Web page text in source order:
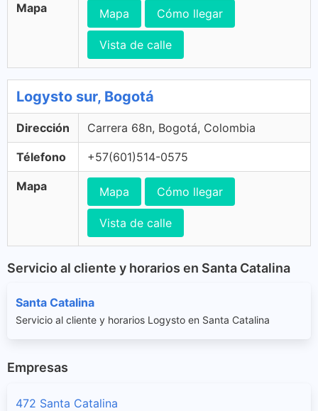
Mapa Mapa Cómo llegar
Vista de calle
Logysto sur, Bogotá
Dirección Carrera 68n, Bogotá, Colombia
Télefono +57(601)514-0575
Mapa Mapa Cómo llegar
Vista de calle
Servicio al cliente y horarios en Santa Catalina
Santa Catalina
Servicio al cliente y horarios Logysto en Santa Catalina
Empresas
472 Santa Catalina